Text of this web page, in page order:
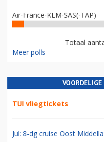
Air-France-KLM-SAS(-TAP)
Totaal
Meer polls
TUI vliegtickets
Jul: 8-dg cruise Oost